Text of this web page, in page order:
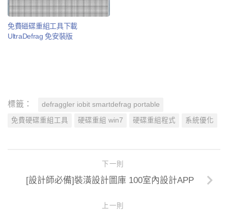
免費磁碟重組工具下載
UltraDefrag 免安裝版
標籤： defraggler iobit smartdefrag portable
免費硬碟重組工具 硬碟重組 win7 硬碟重組程式 系統優化
下一則
[設計師必備]裝潢設計圖庫 100室內設計APP
上一則